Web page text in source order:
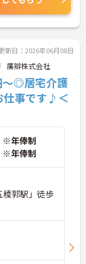
新日：2026年06月08日
廣辯株式会社
～◎居宅介護
仕事です♪＜
年俸制
年俸制
稜郭駅」徒歩